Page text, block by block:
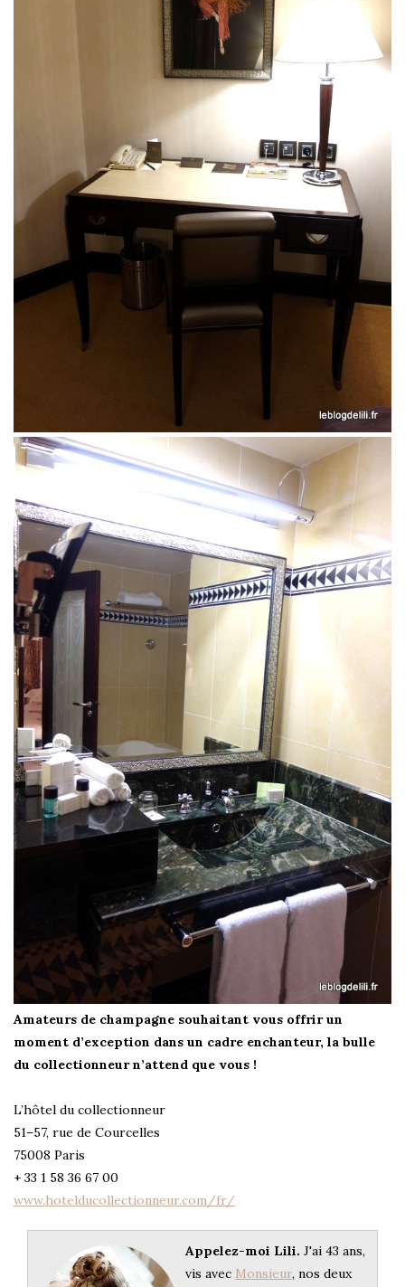
Amateurs de champagne souhaitant vous offrir un
moment d’exception dans un cadre enchanteur, la bulle
du collectionneur n’attend que vous !
L’hôtel du collectionneur
51–57, rue de Courcelles
75008 Paris
+ 33 1 58 36 67 00
www.hotelducollectionneur.com/fr/
Appelez-moi Lili. J'ai 43 ans,
vis avec Monsieur, nos deux